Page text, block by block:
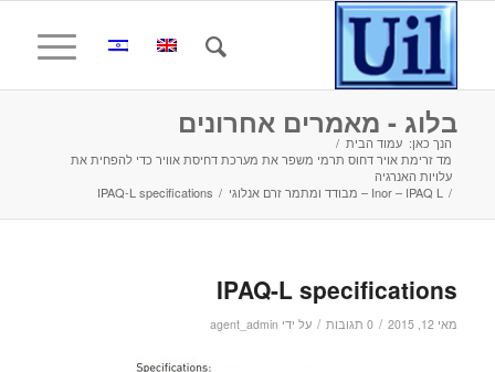
בלוג - מאמרים אחרונים
הנך כאן: עמוד הבית /
מד זרימת אויר דחוס תרמי משפר את מערכת דחיסת אוויר כדי להפחית את
עלויות האנרגיה
/ Inor – IPAQ L – מבודד ומתמר זרם אנלוגי /
IPAQ-L specifications
IPAQ-L specifications
מאי 12, 2015 / 0 תגובות / על ידי agent_admin